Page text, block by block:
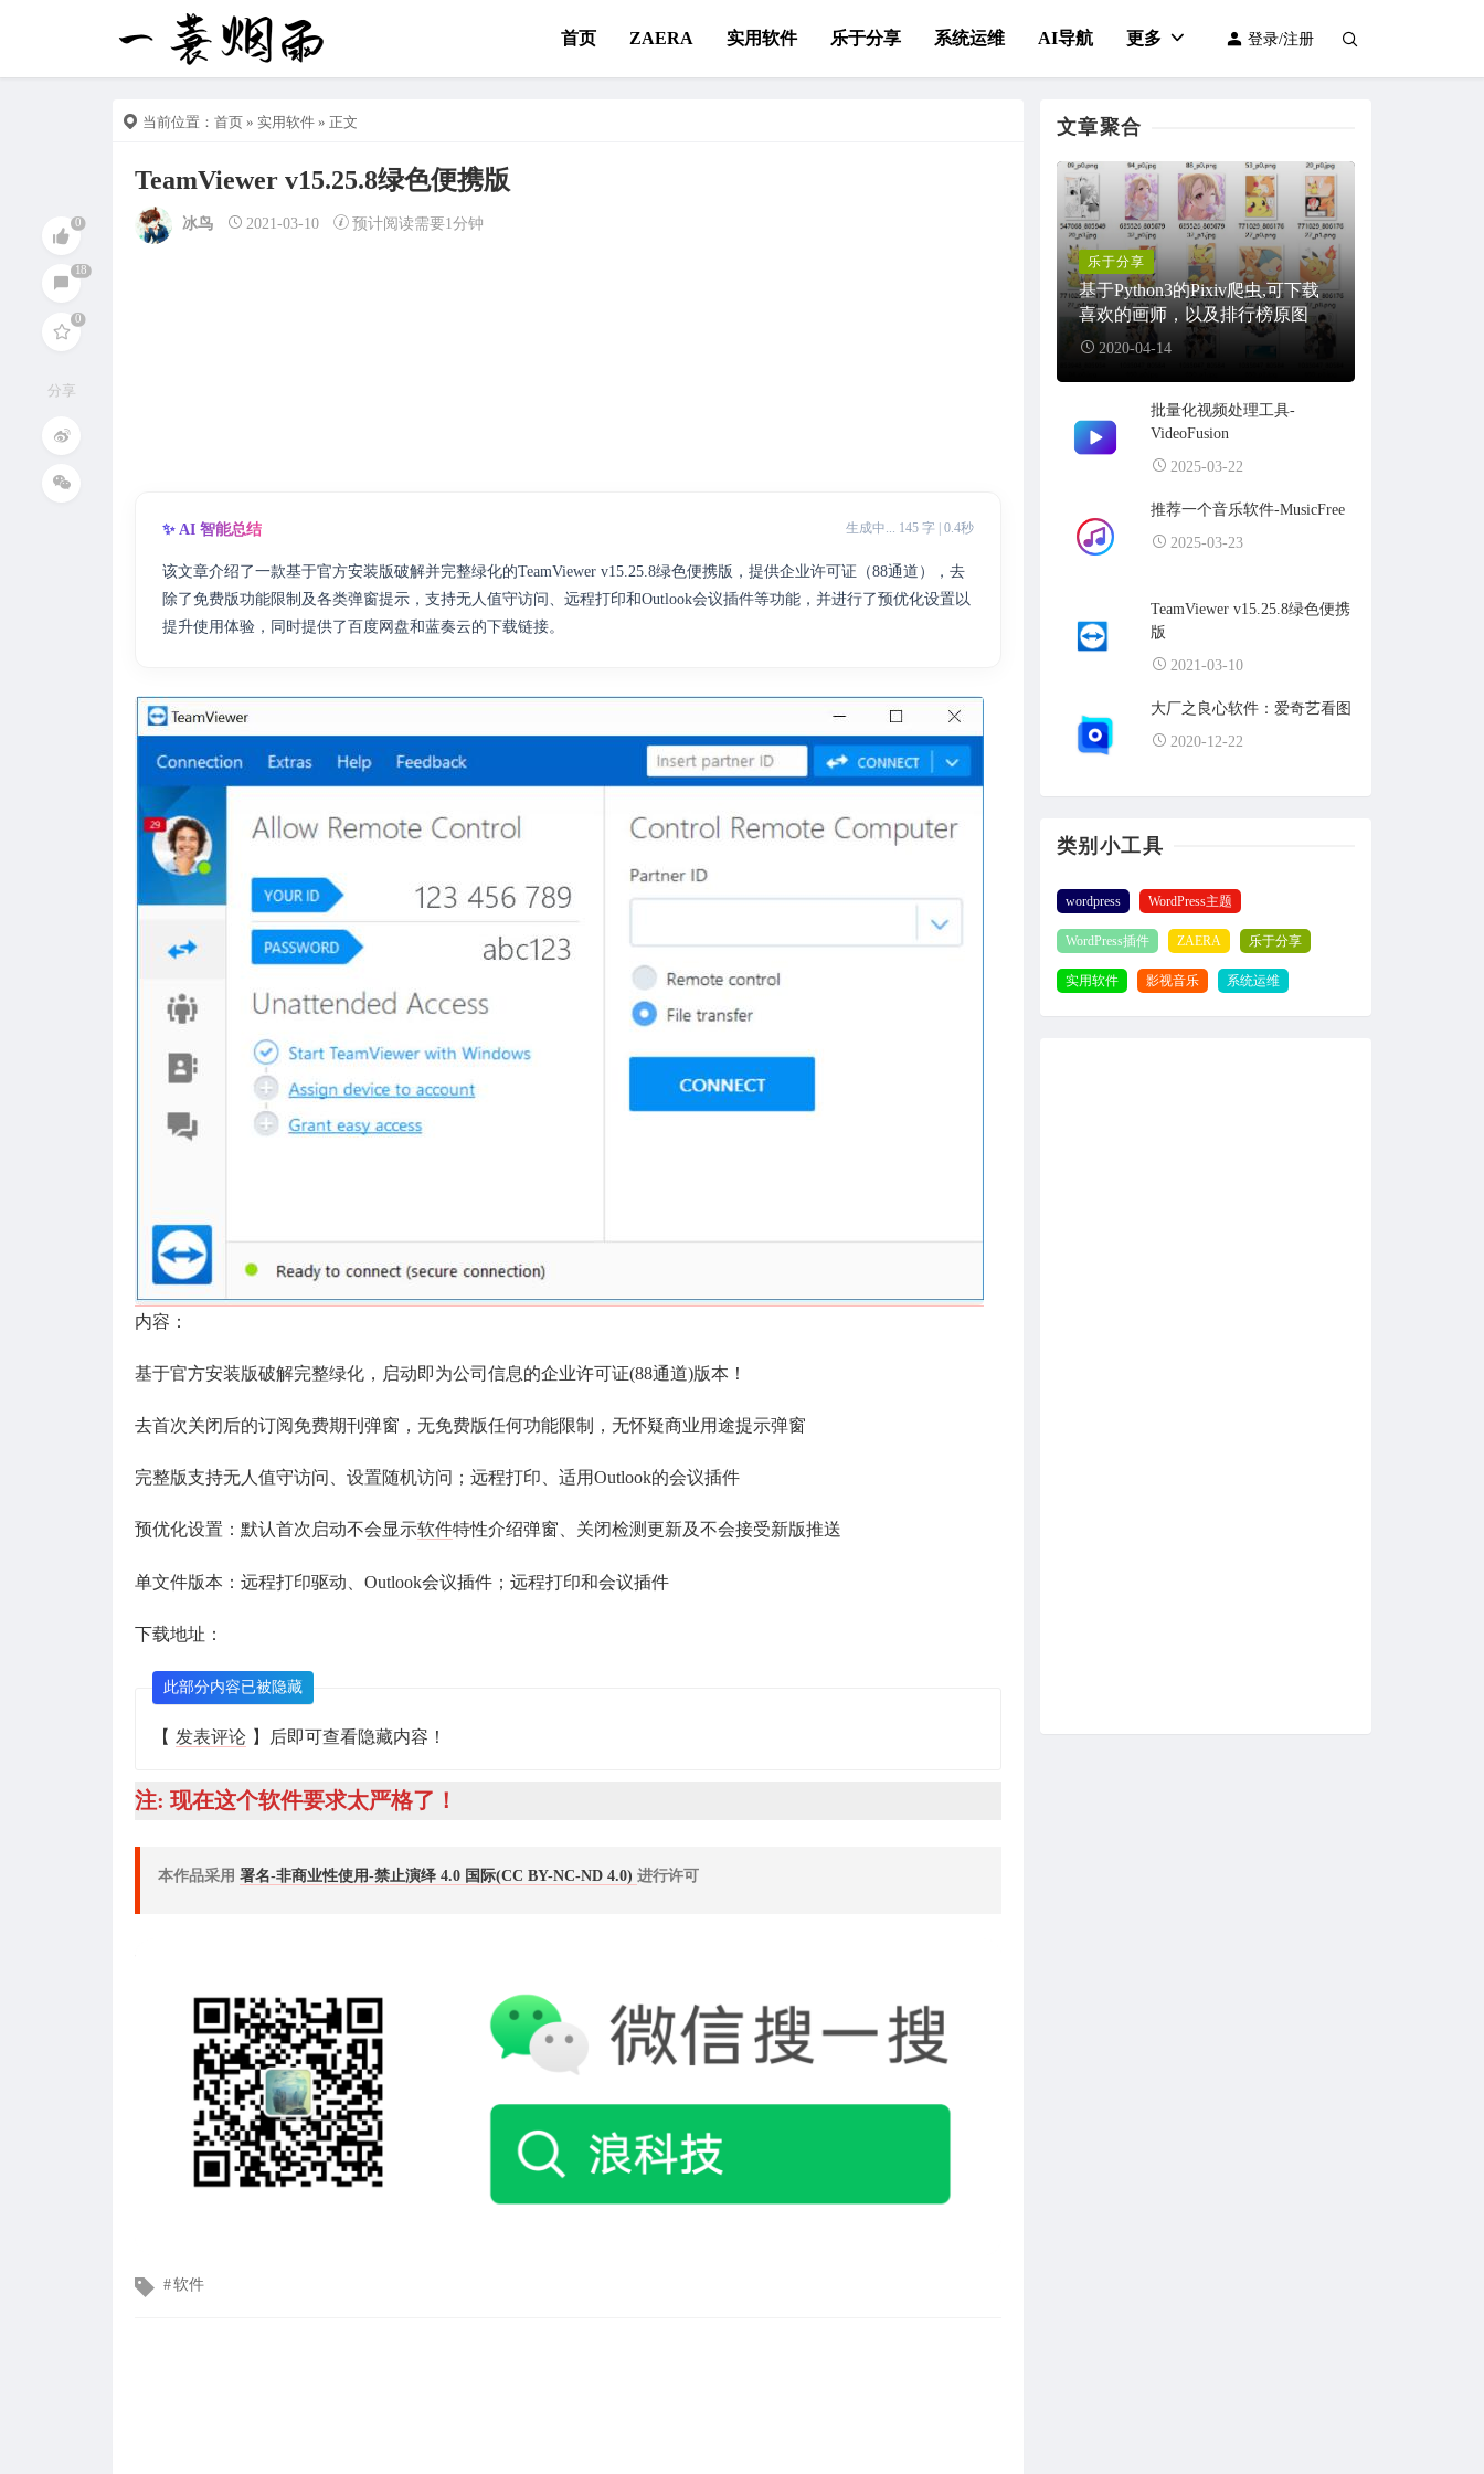
首页 ZAERA 实用软件 乐于分享 系统运维 AI导航 更多 登录/注册
当前位置： 首页 » 实用软件 » 正文
TeamViewer v15.25.8绿色便携版
冰鸟 2021-03-10 预计阅读需要1分钟
✨ AI 智能总结 生成中... 145 字 | 0.4秒
该文章介绍了一款基于官方安装版破解并完整绿化的TeamViewer v15.25.8绿色便携版，提供企业许可证（88通道），去
除了免费版功能限制及各类弹窗提示，支持无人值守访问、远程打印和Outlook会议插件等功能，并进行了预优化设置以
提升使用体验，同时提供了百度网盘和蓝奏云的下载链接。
内容：
基于官方安装版破解完整绿化，启动即为公司信息的企业许可证(88通道)版本！
去首次关闭后的订阅免费期刊弹窗，无免费版任何功能限制，无怀疑商业用途提示弹窗
完整版支持无人值守访问、设置随机访问；远程打印、适用Outlook的会议插件
预优化设置：默认首次启动不会显示软件特性介绍弹窗、关闭检测更新及不会接受新版推送
单文件版本：远程打印驱动、Outlook会议插件；远程打印和会议插件
下载地址：
此部分内容已被隐藏
【 发表评论 】后即可查看隐藏内容！
注: 现在这个软件要求太严格了！
本作品采用 署名-非商业性使用-禁止演绎 4.0 国际(CC BY-NC-ND 4.0) 进行许可
文软件
文章聚合
乐于分享
基于Python3的Pixiv爬虫,可下载
喜欢的画师，以及排行榜原图
2020-04-14
批量化视频处理工具-
VideoFusion
2025-03-22
推荐一个音乐软件-MusicFree
2025-03-23
TeamViewer v15.25.8绿色便携
版
2021-03-10
大厂之良心软件：爱奇艺看图
2020-12-22
类别小工具
wordpress WordPress主题
WordPress插件 ZAERA 乐于分享
实用软件 影视音乐 系统运维
分享